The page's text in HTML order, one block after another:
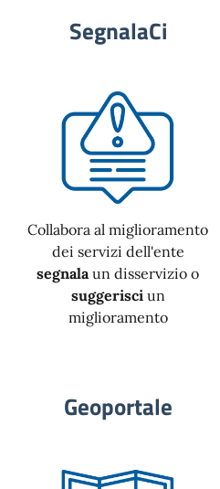
SegnalaCi
Collabora al miglioramento
dei servizi dell'ente
segnala un disservizio o
suggerisciun
miglioramento
Geoportale